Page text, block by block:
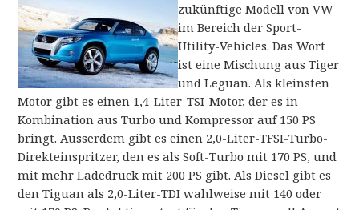
zukünftige Modell von VW
im Bereich der Sport-
Utility-Vehicles. Das Wort
ist eine Mischung aus Tiger
und Leguan. Als kleinsten
Motor gibt es einen 1,4-Liter-TSI-Motor, der es in
Kombination aus Turbo und Kompressor auf 150 PS
bringt. Ausserdem gibt es einen 2,0-Liter-TFSI-Turbo-
Direkteinspritzer, den es als Soft-Turbo mit 170 PS, und
mit mehr Ladedruck mit 200 PS gibt. Als Diesel gibt es
den Tiguan als 2,0-Liter-TDI wahlweise mit 140 oder